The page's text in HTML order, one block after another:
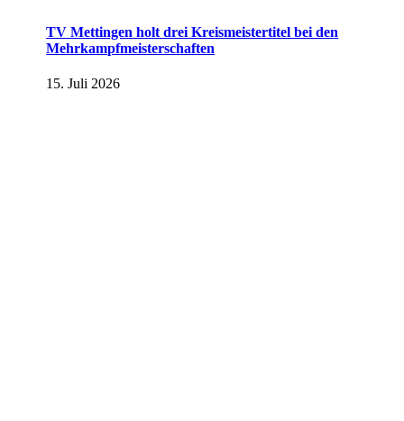
TV Mettingen holt drei Kreismeistertitel bei den
Mehrkampfmeisterschaften
15. Juli 2026